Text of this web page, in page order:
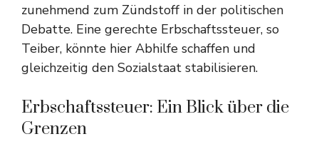
zunehmend zum Zündstoff in der politischen
Debatte. Eine gerechte Erbschaftssteuer, so
Teiber, könnte hier Abhilfe schaffen und
gleichzeitig den Sozialstaat stabilisieren.
Erbschaftssteuer: Ein Blick über die
Grenzen